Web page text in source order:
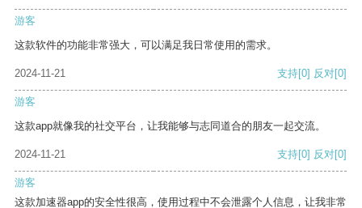
游客
这款软件的功能非常强大，可以满足我日常使用的需求。
2024-11-21 支持[0] 反对[0]
游客
这款app就像我的社交平台，让我能够与志同道合的朋友一起交流。
2024-11-21 支持[0] 反对[0]
游客
这款加速器app的安全性很高，使用过程中不会泄露个人信息，让我非常